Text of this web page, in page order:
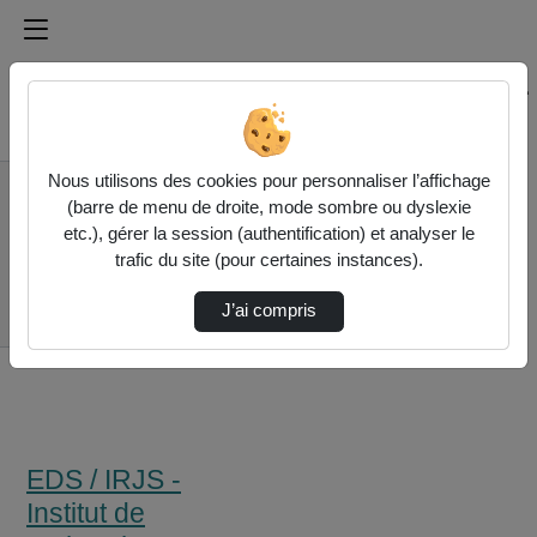
Médiathèque de l'université Paris
Rechercher un média sur Médiathèque de l'université
Accueil
EDS / IRJS - Institut
de recherche juridique
de la Sorbonne
EDS / IRJS -
Institut de
Nous utilisons des cookies pour personnaliser l’affichage
(barre de menu de droite, mode sombre ou dyslexie
etc.), gérer la session (authentification) et analyser le
trafic du site (pour certaines instances).
J’ai compris